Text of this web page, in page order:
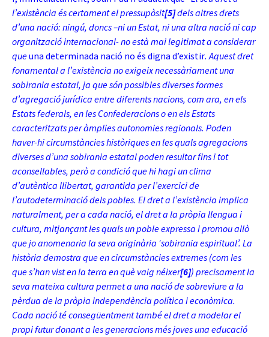
l’existència és certament el pressupòsit[5]dels altres drets
d’una nació: ningú, doncs –ni un Estat, ni una altra nació ni cap
organització internacional- no està mai legitimat a considerar
queuna determinada nació no és digna d’existir. Aquest dret
fonamental a l’existència no exigeix necessàriament una
sobirania estatal, ja que són possibles diverses formes
d’agregació jurídica entre diferents nacions, com ara, en els
Estats federals, en les Confederacions o en els Estats
caracteritzats per àmplies autonomies regionals. Poden
haver-hi circumstàncies històriques en les quals agregacions
diverses d’una sobirania estatal poden resultar fins i tot
aconsellables, però a condició que hi hagi un clima
d’autèntica llibertat, garantida per l’exercici de
l’autodeterminació dels pobles. El dret a l’existència implica
naturalment, per a cada nació, el dret a la pròpia llengua i
cultura, mitjançant les quals un poble expressa i promou allò
que jo anomenaria la seva originària ‘sobirania espiritual’. La
història demostra que en circumstàncies extremes (com les
que s’han vist en la terra en què vaig néixer[6]) precisament la
seva mateixa cultura permet a una nació de sobreviure a la
pèrdua de la pròpia independència política i econòmica.
Cada nació té consegüentment també el dret a modelar el
propi futur donant a les generacions més joves una educació